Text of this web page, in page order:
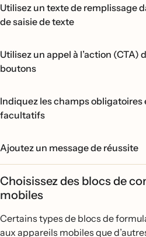
Utilisez un texte de remplissage
de saisie de texte
Utilisez un appel à l’action (CTA)
boutons
Indiquez les champs obligatoires
facultatifs
Ajoutez un message de réussite
Choisissez des blocs de
mobiles
Certains types de blocs de
aux appareils mobiles que